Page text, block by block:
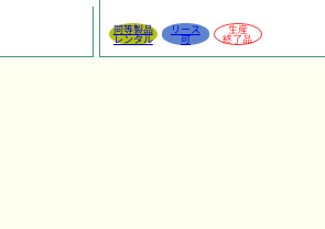
同等製品
レンタル
リース
可
生産
終了品